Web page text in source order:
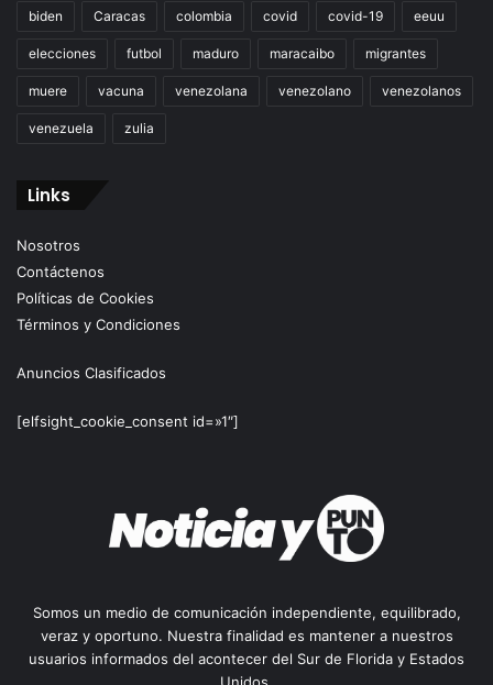
biden Caracas colombia covid covid-19 eeuu
elecciones futbol maduro maracaibo migrantes
muere vacuna venezolana venezolano venezolanos
venezuela zulia
Links
Nosotros
Contáctenos
Políticas de Cookies
Términos y Condiciones
Anuncios Clasificados
[elfsight_cookie_consent id=»1″]
Somos un medio de comunicación independiente, equilibrado,
veraz y oportuno. Nuestra finalidad es mantener a nuestros
usuarios informados del acontecer del Sur de Florida y Estados
Unidos.